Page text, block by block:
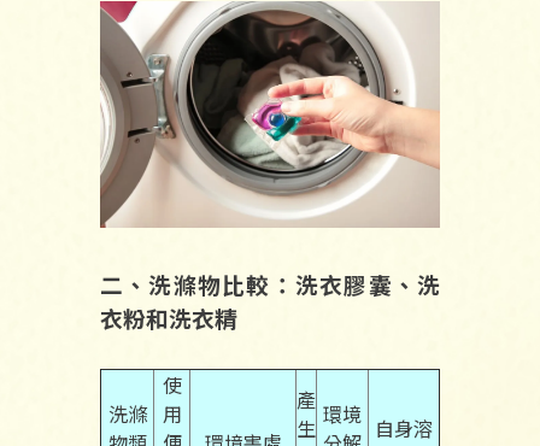
二、洗滌物比較：洗衣膠囊、洗
衣粉和洗衣精
洗滌
使
用
產
生 環境 自身溶